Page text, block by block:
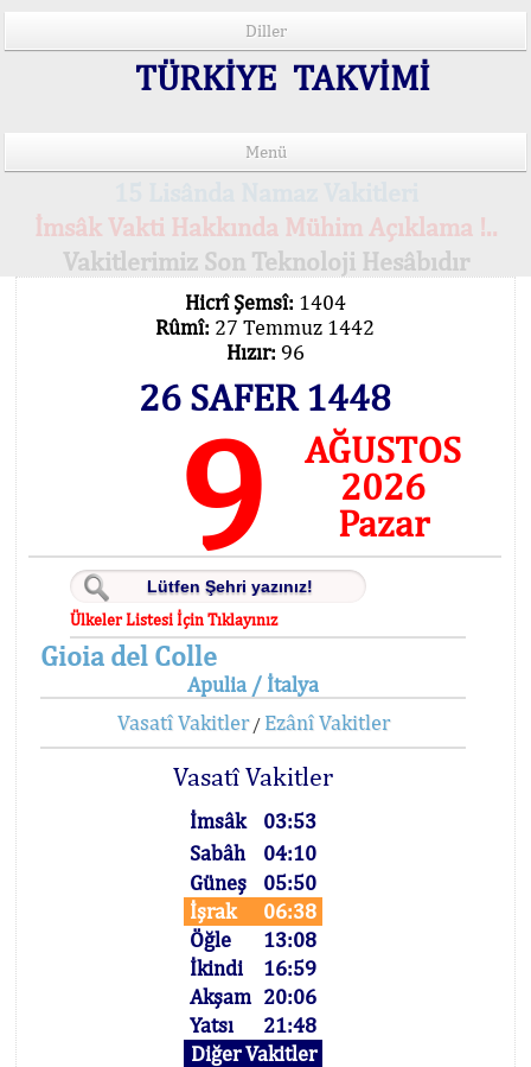
Diller
TÜRKİYE TAKVİMİ
Menü
İmsâk Vakti Hakkında Mühim Açıklama !..
Vakitlerimiz Son Teknoloji Hesâbıdır
Hicrî Şemsî: 1404
Rûmî: 27 Temmuz 1442
Hızır: 96
26 SAFER 1448
9
AĞUSTOS
2026
Pazar
Ülkeler Listesi İçin Tıklayınız
Gioia del Colle
Apulia / İtalya
Vasatî Vakitler/ Ezânî Vakitler
Vasatî Vakitler
İmsâk
03:53
Sabâh
04:10
Güneş
05:50
İşrak
06:38
Öğle
13:08
İkindi
16:59
Akşam 20:06
Yatsı
21:48
Diğer Vakitler